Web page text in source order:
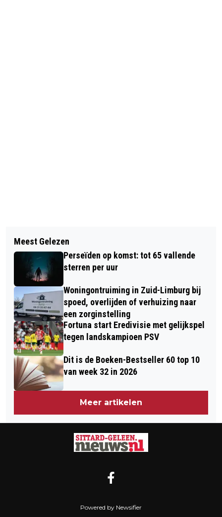
GROOTSCHALIGE PILOT NETBEWUST
LADEN MAAKT VERSCHUIVING
LAADPIEK MOGELIJK
ONDERZOEKERS ZIEN OVERLAP IN
AANLEG VOOR ADHD EN
LEERSTOORNISSEN
Meest Gelezen
Perseïden op komst: tot 65 vallende
sterren per uur
Woningontruiming in Zuid-Limburg bij
spoed, overlijden of verhuizing naar
een zorginstelling
Fortuna start Eredivisie met gelijkspel
tegen landskampioen PSV
Dit is de Boeken-Bestseller 60 top 10
van week 32 in 2026
Meer artikelen
Powered by Newsifier